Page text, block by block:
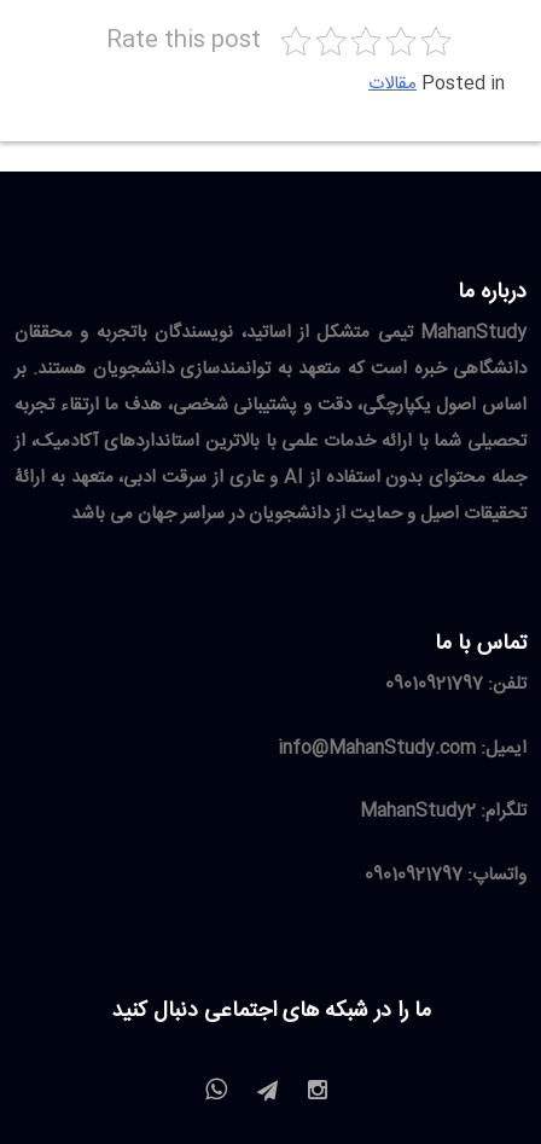
Rate this post
Posted in مقالات
درباره ما
MahanStudy تیمی متشکل از اساتید، نویسندگان باتجربه و محققان
دانشگاهی خبره است که متعهد به توانمندسازی دانشجویان هستند. بر
اساس اصول یکپارچگی، دقت و پشتیبانی شخصی، هدف ما ارتقاء تجربه
تحصیلی شما با ارائه خدمات علمی با بالاترین استانداردهای آکادمیک، از
جمله محتوای بدون استفاده از AI و عاری از سرقت ادبی، متعهد به ارائۀ
تحقیقات اصیل و حمایت از دانشجویان در سراسر جهان می باشد
تماس با ما
تلفن: 09010921797
ایمیل: info@MahanStudy.com
تلگرام: MahanStudy2
واتساپ: 09010921797
ما را در شبکه های اجتماعی دنبال کنید